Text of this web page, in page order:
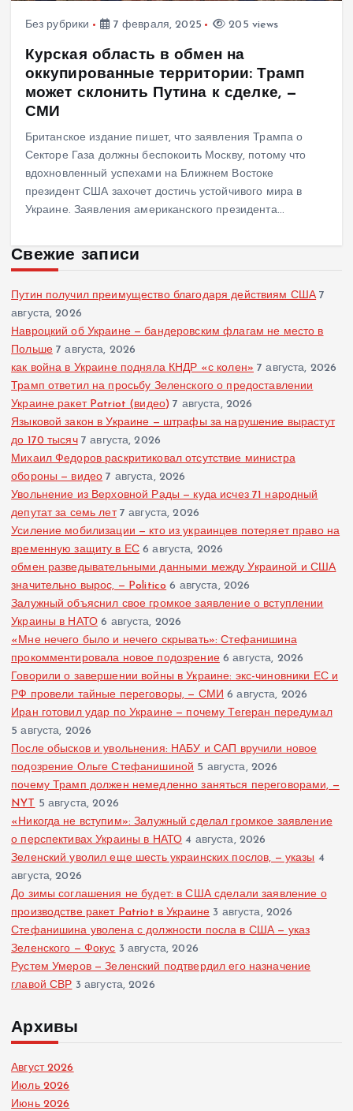
Без рубрики 7 февраля, 2025 205 views
Курская область в обмен на
оккупированные территории: Трамп
может склонить Путина к сделке, —
СМИ
Британское издание пишет, что заявления Трампа о
Секторе Газа должны беспокоить Москву, потому что
вдохновленный успехами на Ближнем Востоке
президент США захочет достичь устойчивого мира в
Украине. Заявления американского президента…
Свежие записи
Путин получил преимущество благодаря действиям США 7
августа, 2026
Навроцкий об Украине — бандеровским флагам не место в
Польше 7 августа, 2026
как война в Украине подняла КНДР «с колен» 7 августа, 2026
Трамп ответил на просьбу Зеленского о предоставлении
Украине ракет Patriot (видео) 7 августа, 2026
Языковой закон в Украине — штрафы за нарушение вырастут
до 170 тысяч 7 августа, 2026
Михаил Федоров раскритиковал отсутствие министра
обороны — видео 7 августа, 2026
Увольнение из Верховной Рады — куда исчез 71 народный
депутат за семь лет 7 августа, 2026
Усиление мобилизации — кто из украинцев потеряет право на
временную защиту в ЕС 6 августа, 2026
обмен разведывательными данными между Украиной и США
значительно вырос, — Politico 6 августа, 2026
Залужный объяснил свое громкое заявление о вступлении
Украины в НАТО 6 августа, 2026
«Мне нечего было и нечего скрывать»: Стефанишина
прокомментировала новое подозрение 6 августа, 2026
Говорили о завершении войны в Украине: экс-чиновники ЕС и
РФ провели тайные переговоры, — СМИ 6 августа, 2026
Иран готовил удар по Украине — почему Тегеран передумал
5 августа, 2026
После обысков и увольнения: НАБУ и САП вручили новое
подозрение Ольге Стефанишиной 5 августа, 2026
почему Трамп должен немедленно заняться переговорами, —
NYT 5 августа, 2026
«Никогда не вступим»: Залужный сделал громкое заявление
о перспективах Украины в НАТО 4 августа, 2026
Зеленский уволил еще шесть украинских послов, — указы 4
августа, 2026
До зимы соглашения не будет: в США сделали заявление о
производстве ракет Patriot в Украине 3 августа, 2026
Стефанишина уволена с должности посла в США — указ
Зеленского — Фокус 3 августа, 2026
Рустем Умеров — Зеленский подтвердил его назначение
главой СВР 3 августа, 2026
Архивы
Август 2026
Июль 2026
Июнь 2026